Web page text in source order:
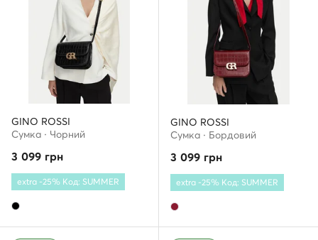
GINO ROSSI
Сумка · Чорний
3 099 грн
extra -25% Код: SUMMER
GINO ROSSI
Сумка · Бордовий
3 099 грн
extra -25% Код: SUMMER